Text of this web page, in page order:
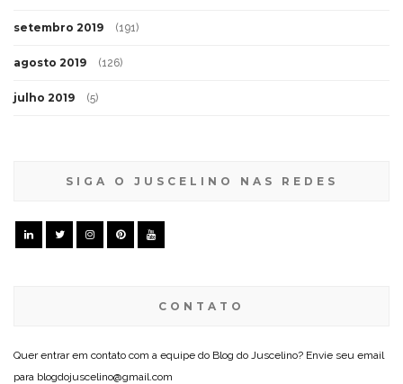
setembro 2019 (191)
agosto 2019 (126)
julho 2019 (5)
SIGA O JUSCELINO NAS REDES
CONTATO
Quer entrar em contato com a equipe do Blog do Juscelino? Envie seu email
para blogdojuscelino@gmail.com